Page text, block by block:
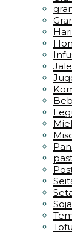
Soja
Tofu